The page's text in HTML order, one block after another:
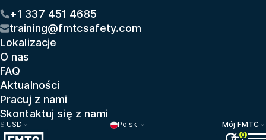
+1 337 451 4685
training@fmtcsafety.com
Lokalizacje
O nas
FAQ
Aktualności
Pracuj z nami
Skontaktuj się z nami
$ USD Polski
Mój FMTC
0